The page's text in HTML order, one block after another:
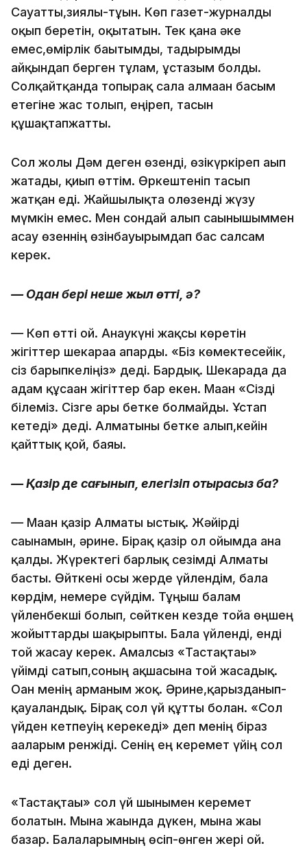
Сауатты,зиялы-тұғын. Көп газет-журналды
оқып беретін, оқытатын. Тек қана әке
емес,өмірлік бағытымды, тағдырымды
айқындап берген тұлғам, ұстазым болды.
Солқайтқанда топырақ сала алмаған басым
етегіне жас толып, еңіреп, тасын
құшақтапжатты.
Сол жолы Дәм деген өзенді, өзікүркіреп ағып
жатады, қиып өттім. Өркештеніп тасып
жатқан еді. Жайшылықта олөзенді жүзу
мүмкін емес. Мен сондай алып сағынышыммен
асау өзеннің өзінбауырымдап бас салсам
керек.
— Одан бері неше жыл өтті, ә?
— Көп өтті ғой. Анаукүні жақсы көретін
жігіттер шекараға апарды. «Біз көмектесейік,
сіз барыпкеліңіз» деді. Бардық. Шекарада да
адам құсаған жігіттер бар екен. Маған «Сізді
білеміз. Сізге арғы бетке болмайды. Ұстап
кетеді» деді. Алматыны бетке алып,кейін
қайттық қой, баяғы.
— Қазір де сағынып, елегізіп отырасыз ба?
— Маған қазір Алматы ыстық. Жәйірді
сағынамын, әрине. Бірақ қазір ол ойымда ғана
қалды. Жүректегі барлық сезімді Алматы
басты. Өйткені осы жерде үйлендім, бала
көрдім, немере сүйдім. Тұңғыш балам
үйленбекші болып, сөйткен кезде тойға өңшең
жойыттарды шақырыпты. Бала үйленді, енді
той жасау керек. Амалсыз «Тастақтағы»
үйімді сатып,соның ақшасына той жасадық.
Оған менің арманым жоқ. Әрине,қарызданып-
қауғаландық. Бірақ сол үй құтты болған. «Сол
үйден кетпеуің керекеді» деп менің біраз
ағаларым ренжіді. Сенің ең керемет үйің сол
еді деген.
«Тастақтағы» сол үй шынымен керемет
болатын. Мына жағында дүкен, мына жағы
базар. Балаларымның өсіп-өнген жері ғой.